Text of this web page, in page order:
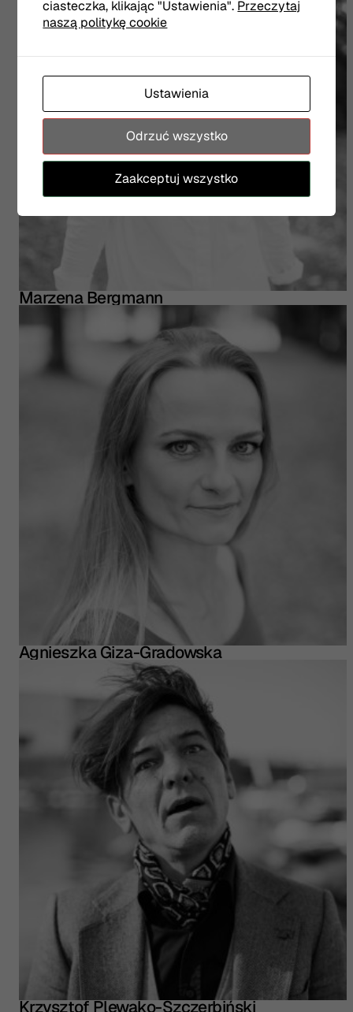
Marzena Bergmann
Agnieszka Giza-Gradowska
Krzysztof Plewako-Szczerbiński
ciasteczka, klikając "Ustawienia". Przeczytaj
naszą politykę cookie
Ustawienia
Odrzuć wszystko
Zaakceptuj wszystko